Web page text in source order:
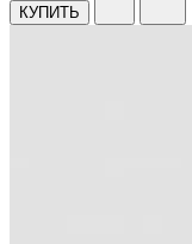
КУПИТЬ